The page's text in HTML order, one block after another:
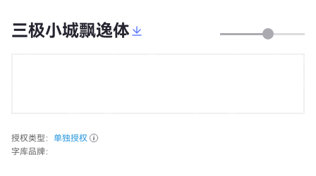
三极小城飘逸体
授权类型： 单独授权
字库品牌：